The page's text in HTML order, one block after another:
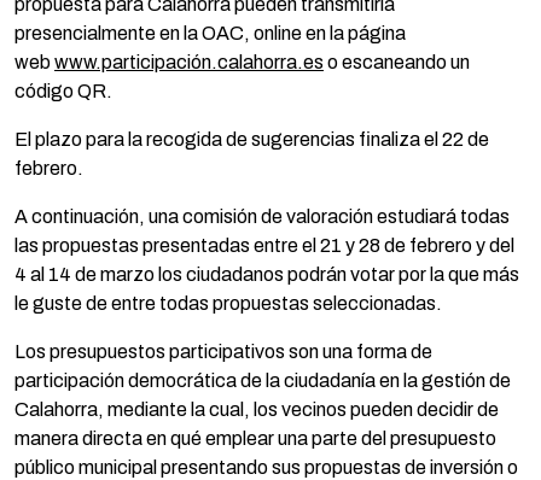
propuesta para Calahorra pueden transmitirla
presencialmente en la OAC, online en la página
webwww.participación.calahorra.es o escaneando un
código QR.
El plazo para la recogida de sugerencias finaliza el 22 de
febrero.
A continuación, una comisión de valoración estudiará todas
las propuestas presentadas entre el 21 y 28 de febrero y del
4 al 14 de marzo los ciudadanos podrán votar por la que más
le guste de entre todas propuestas seleccionadas.
Los presupuestos participativos son una forma de
participación democrática de la ciudadanía en la gestión de
Calahorra, mediante la cual, los vecinos pueden decidir de
manera directa en qué emplear una parte del presupuesto
público municipal presentando sus propuestas de inversión o